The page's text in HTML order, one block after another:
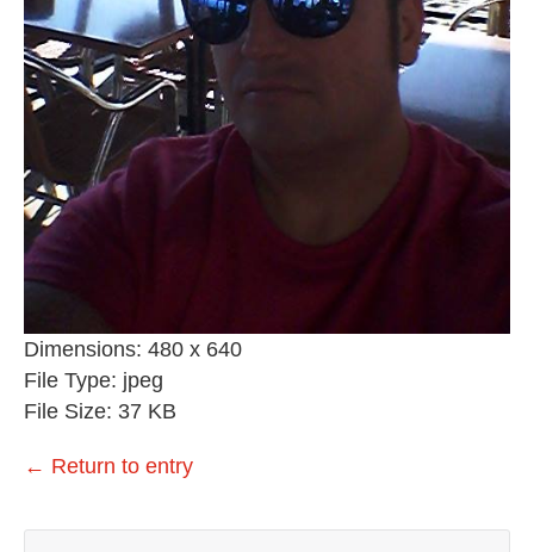
Dimensions: 480 x 640
File Type: jpeg
File Size: 37 KB
← Return to entry